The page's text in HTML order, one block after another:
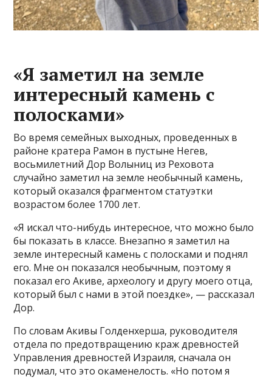
«Я заметил на земле
интересный камень с
полосками»
Во время семейных выходных, проведенных в
районе кратера Рамон в пустыне Негев,
восьмилетний Дор Волыниц из Реховота
случайно заметил на земле необычный камень,
который оказался фрагментом статуэтки
возрастом более 1700 лет.
«Я искал что-нибудь интересное, что можно было
бы показать в классе. Внезапно я заметил на
земле интересный камень с полосками и поднял
его. Мне он показался необычным, поэтому я
показал его Акиве, археологу и другу моего отца,
который был с нами в этой поездке», — рассказал
Дор.
По словам Акивы Голденхерша, руководителя
отдела по предотвращению краж древностей
Управления древностей Израиля, сначала он
подумал, что это окаменелость. «Но потом я